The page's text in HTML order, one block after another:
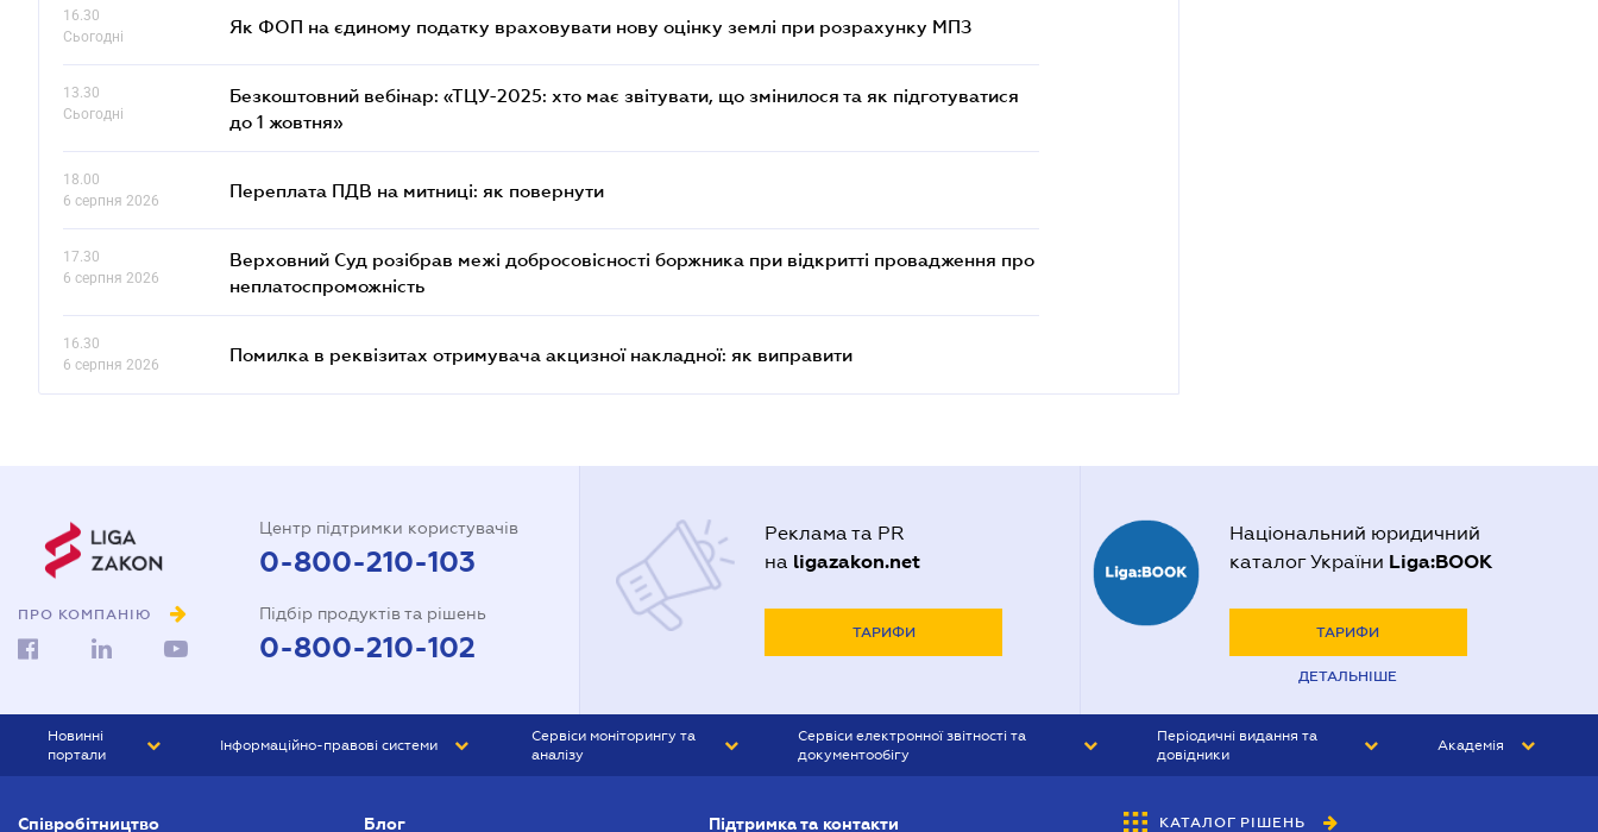
16.30
Сьогодні
Як ФОП на єдиному податку враховувати нову оцінку землі при розрахунку МПЗ
13.30
Сьогодні
Безкоштовний вебінар: «ТЦУ-2025: хто має звітувати, що змінилося та як підготуватися
до 1 жовтня»
18.00
6 серпня 2026
Переплата ПДВ на митниці: як повернути
17.30
6 серпня 2026
Верховний Суд розібрав межі добросовісності боржника при відкритті провадження про
неплатоспроможність
16.30
6 серпня 2026
Помилка в реквізитах отримувача акцизної накладної: як виправити
ПРО КОМПАНІЮ
Центр підтримки користувачів
0-800-210-103
Підбір продуктів та рішень
0-800-210-102
Реклама та PR
на ligazakon.net
ТАРИФИ
Національний юридичний
каталог України Liga:BOOK
ТАРИФИ
ДЕТАЛЬНІШЕ
Новинні
портали
Інформаційно-правові системи
Сервіси моніторингу та
аналізу
Сервіси електронної звітності та
документообігу
Періодичні видання та
довідники
Академія
Співробітництво Блог Підтримка та контакти КАТАЛОГ РІШЕНЬ